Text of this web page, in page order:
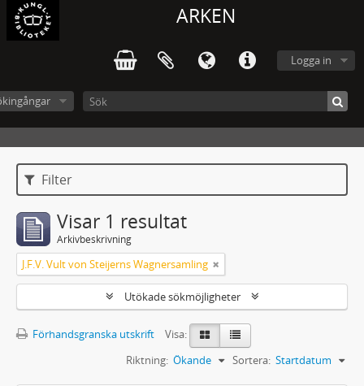
ARKEN
Logga in
Filter
Visar 1 resultat
Arkivbeskrivning
J.F.V. Vult von Steijerns Wagnersamling
Utökade sökmöjligheter
Förhandsgranska utskrift
Visa:
Sortera: Startdatum
Riktning: Ökande